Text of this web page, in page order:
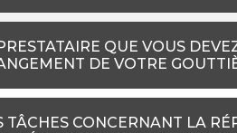
QUE VOUS
DE VOTRE
TÂCHES CONCERNANT LA